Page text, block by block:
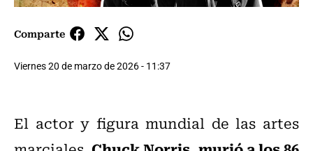
Comparte
Viernes 20 de marzo de 2026 - 11:37
El actor y figura mundial de las artes